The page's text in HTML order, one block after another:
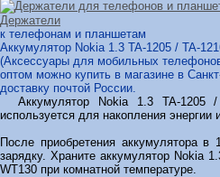
Держатели
к телефонам и планшетам
Аккумулятор Nokia 1.3 TA-1205 / TA-
(Аксессуары для мобильных
оптом можно купить в магазине в
доставку почтой России.
Аккумулятор Nokia 1.3 TA-1205
используется для накопления энергии
После приобретения аккумулятора
зарядку. Храните аккумулятор Nokia
WT130 при комнатной температуре.